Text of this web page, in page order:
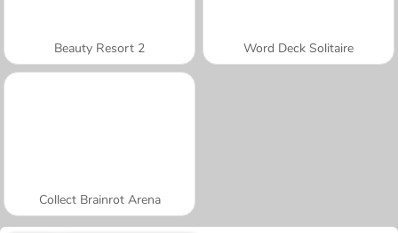
Beauty Resort 2 Word Deck Solitaire
Collect Brainrot Arena